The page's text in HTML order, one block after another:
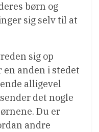
børn og
sig selv til at
sig op
en anden i stedet
alligevel
det nogle
Du er
andre